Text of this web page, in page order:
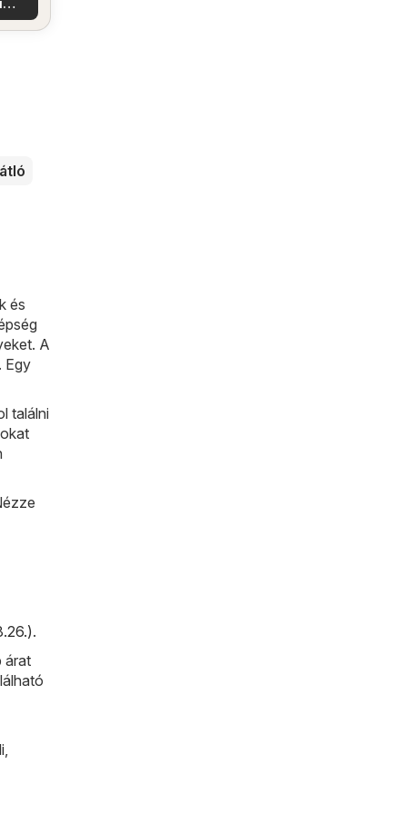
és
A
Egy
találni
.
árat